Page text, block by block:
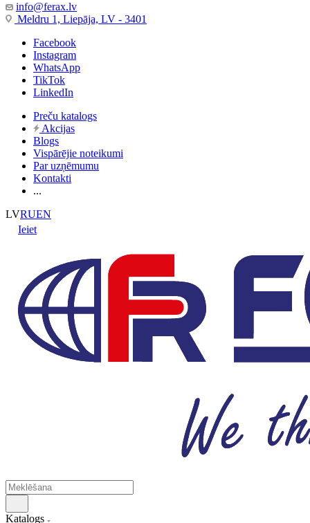
info@ferax.lv
Meldru 1, Liepāja, LV - 3401
Facebook
Instagram
WhatsApp
TikTok
LinkedIn
Preču katalogs
Akcijas
Blogs
Vispārējie noteikumi
Par uzņēmumu
Kontakti
...
LVRUEN
Ieiet
Katalogs